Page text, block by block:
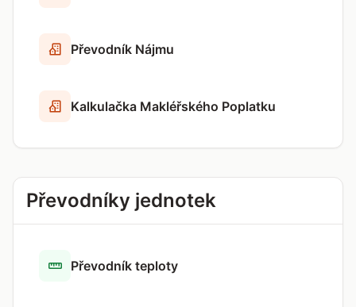
Převodník Nájmu
Kalkulačka Makléřského Poplatku
Převodníky jednotek
Převodník teploty